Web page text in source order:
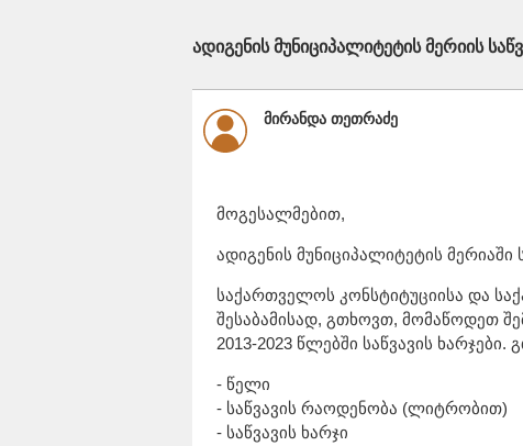
ადიგენის მუნიციპალიტეტის მერიის
მირანდა თეთრაძე
მოგესალმებით,
ადიგენის მუნიციპალიტეტის
საქართველოს კონსტიტუციისა და
შესაბამისად, გთხოვთ, მომაწოდეთ
2013-2023 წლებში საწვავის
- წელი
- საწვავის რაოდენობა (ლიტრობით)
- საწვავის ხარჯი